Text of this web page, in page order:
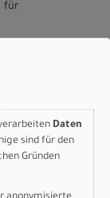
für
-
Daten
sind für den
Gründen